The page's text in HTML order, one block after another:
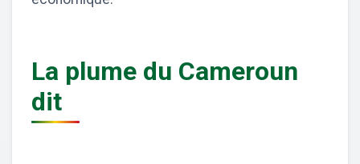
La plume du Cameroun
dit